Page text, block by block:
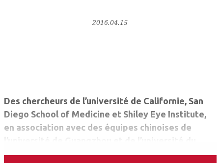
2016.04.15
Des chercheurs de l’université de Californie, San
Diego School of Medicine et Shiley Eye Institute,
en association avec des équipes chinoises de
Sichuan, ont développé une nouvelle approche